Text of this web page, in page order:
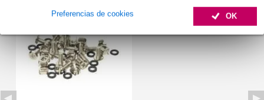
OK
Preferencias de cookies